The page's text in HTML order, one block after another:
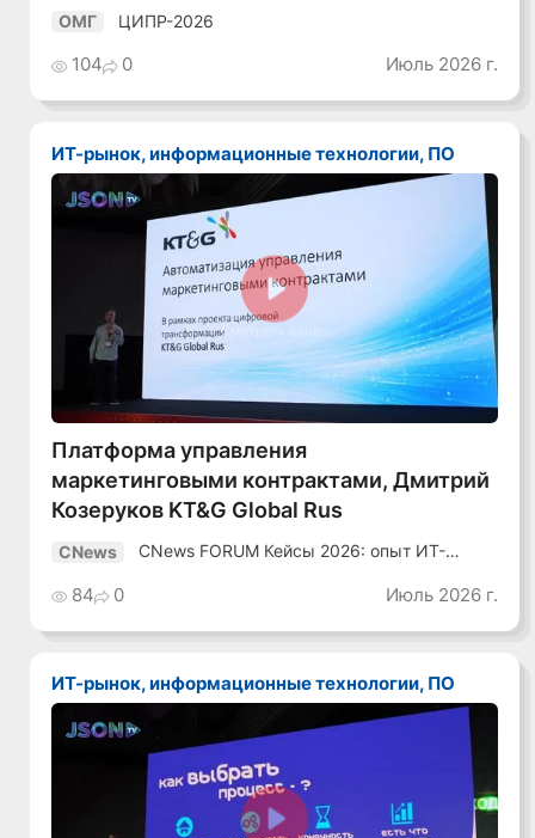
ОМГ ЦИПР-2026
104 0 Июль 2026 г.
ИТ-рынок, информационные технологии, ПО
Смотреть видео
Платформа управления
маркетинговыми контрактами, Дмитрий
Козеруков KT&G Global Rus
CNews
CNews FORUM Кейсы 2026: опыт ИТ-
84 0 Июль 2026 г.
ИТ-рынок, информационные технологии, ПО